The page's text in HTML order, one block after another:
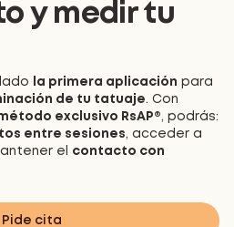
y medir tu
la primera aplicación para
de tu tatuaje. Con
exclusivo RsAP®, podrás:
entre sesiones, acceder a
el
contacto con
Pide cita